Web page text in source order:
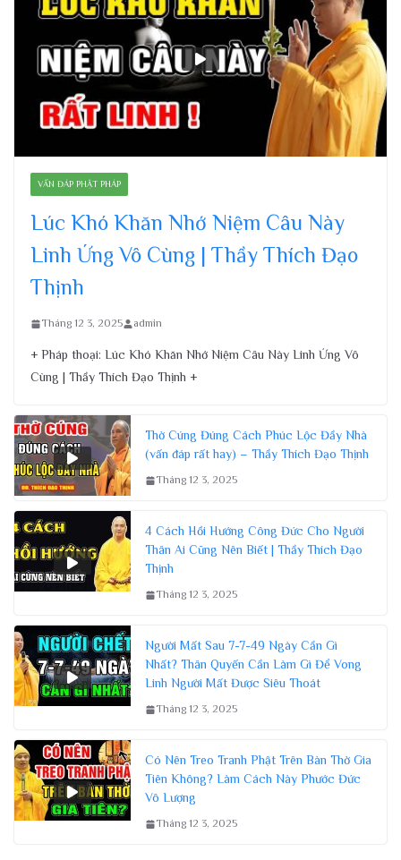
VẤN ĐÁP PHẬT PHÁP
Lúc Khó Khăn Nhớ Niệm Câu Này
Linh Ứng Vô Cùng | Thầy Thích Đạo
Thịnh
Tháng 12 3, 2025 admin
+ Pháp thoại: Lúc Khó Khăn Nhớ Niệm Câu Này Linh Ứng Vô
Cùng | Thầy Thích Đạo Thịnh +
Thờ Cúng Đúng Cách Phúc Lộc Đầy Nhà
(vấn đáp rất hay) – Thầy Thích Đạo Thịnh
Tháng 12 3, 2025
4 Cách Hồi Hướng Công Đức Cho Người
Thân Ai Cũng Nên Biết | Thầy Thích Đạo
Thịnh
Tháng 12 3, 2025
Người Mất Sau 7-7-49 Ngày Cần Gì
Nhất? Thân Quyến Cần Làm Gì Để Vong
Linh Người Mất Được Siêu Thoát
Tháng 12 3, 2025
Có Nên Treo Tranh Phật Trên Bàn Thờ Gia
Tiên Không? Làm Cách Này Phước Đức
Vô Lượng
Tháng 12 3, 2025